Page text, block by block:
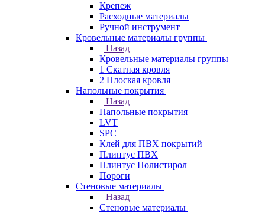
Крепеж
Расходные материалы
Ручной инструмент
Кровельные материалы группы
Назад
Кровельные материалы группы
1 Скатная кровля
2 Плоская кровля
Напольные покрытия
Назад
Напольные покрытия
LVT
SPC
Клей для ПВХ покрытий
Плинтус ПВХ
Плинтус Полистирол
Пороги
Стеновые материалы
Назад
Стеновые материалы